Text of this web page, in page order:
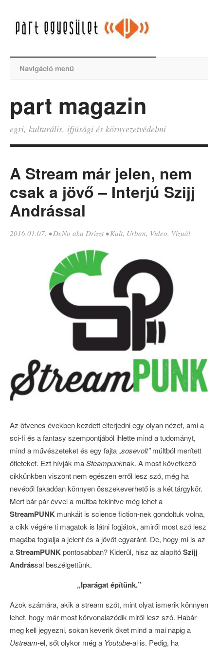
Navigáció menü
part magazin
egri, kulturális, ifjúsági és környezetvédelmi
A Stream már jelen, nem
csak a jövő – Interjú Szijj
Andrással
2016.01.07. •DeNo aka Drizzt •Kult, Urban, Video, Vizuál
Az ötvenes években kezdett elterjedni egy olyan nézet, ami a
sci-fi és a fantasy szempontjából ihlette mind a tudományt,
mind a művészeteket és egy fajta„sosevolt”múltból merített
ötleteket. Ezt hívják maSteampunknak. A most következő
cikkünkben viszont nem egészen erről lesz szó, még ha
nevéből fakadóan könnyen összekeverhető is a két tárgykör.
Mert bár pár évvel a múltba tekintve még lehet a
StreamPUNK munkáit is science fiction-nek gondoltuk volna,
a cikk végére ti magatok is látni fogjátok, amiről most szó lesz
magába foglalja a jelent és a jövőt egyaránt. De, hogy mi is az
aStreamPUNKpontosabban? Kiderül, hisz az alapítóSzijj
Andrással beszélgettünk.
„Iparágat építünk.”
Azok számára, akik a stream szót, mint olyat ismerik könnyen
lehet, hogy már most körvonalazódik miről lesz szó. Habár
meg kell jegyezni, sokan keverik őket mind a mai napig a
Ustream-el, sőt olykor még a Youtube-al is. Pedig, ha